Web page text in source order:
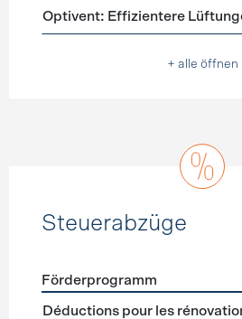
Förderprogramme Lüftung
Optivent: Effizientere
+ alle öffnen
Steuerabzüge
Förderprogramme
Förderprogramm
Déductions pour les